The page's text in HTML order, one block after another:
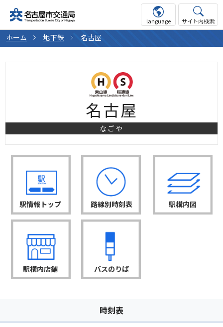
language サイト内検索
ホーム 地下鉄 名古屋
名古屋
なごや
駅情報トップ 路線別時刻表 駅構内図
駅構内店舗 バスのりば
時刻表